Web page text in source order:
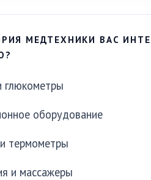
МЕДТЕХНИКИ ВАС
глюкометры
оборудование
термометры
и массажеры